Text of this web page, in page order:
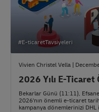
#E-ticaretTavsiyeleri
Vivien Christel Vella |
2026 Yılı E-Ticaret
Bekarlar Günü (11:11),
2026'nın önemli e-ticaret
kampanya dönemlerinizi DHL